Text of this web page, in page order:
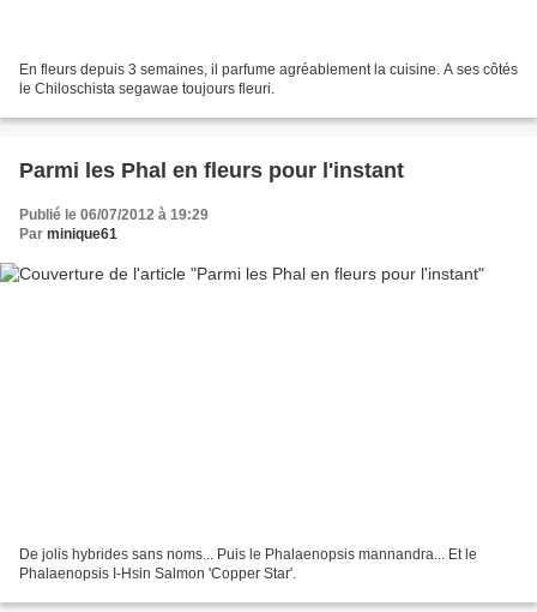
En fleurs depuis 3 semaines, il parfume agréablement la cuisine. A ses côtés
le Chiloschista segawae toujours fleuri.
Parmi les Phal en fleurs pour l'instant
Publié le 06/07/2012 à 19:29
Par minique61
De jolis hybrides sans noms... Puis le Phalaenopsis mannandra... Et le
Phalaenopsis I-Hsin Salmon 'Copper Star'.